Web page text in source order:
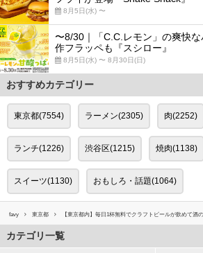
8月5日(水) 〜
〜8/30｜「C.C.レモン」の爽快
作フラッペも『スシロー』
8月5日(水) 〜 8月30日(日)
おすすめカテゴリー
東京都(7554) ラーメン(2305) 肉(2252)
ランチ(1226) 渋谷区(1215) 焼肉(1138)
スイーツ(1130) おもしろ・話題(1064)
favy 東京都 【東京都内】毎日1杯無料でクラフトビールが飲めて酒
カテゴリ一覧